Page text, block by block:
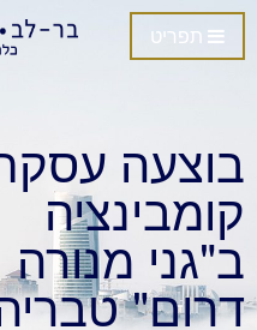
בוצעה
קומבינציה
ב"גני מנורה
דרום"